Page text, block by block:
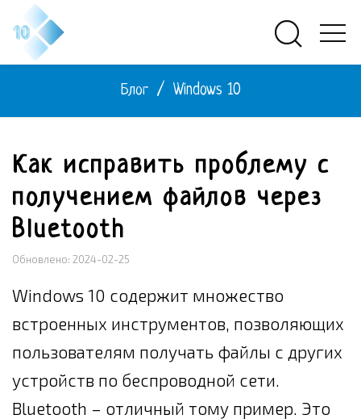
Блог / Windows 10
Как исправить проблему с
получением файлов через
Bluetooth
Обновлено: 2024-02-25
Windows 10 содержит множество
встроенных инструментов, позволяющих
пользователям получать файлы с других
устройств по беспроводной сети.
Bluetooth – отличный тому пример. Это